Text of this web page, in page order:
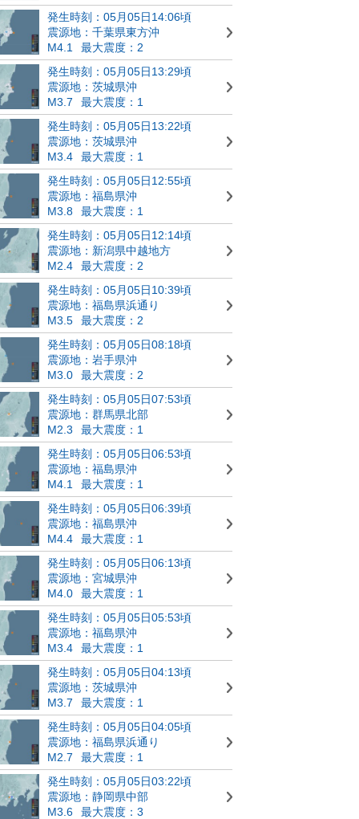
発生時刻：05月05日14:06頃
震源地：千葉県東方沖
M4.1
最大震度：2
発生時刻：05月05日13:29頃
震源地：茨城県沖
M3.7
最大震度：1
発生時刻：05月05日13:22頃
震源地：茨城県沖
M3.4
最大震度：1
発生時刻：05月05日12:55頃
震源地：福島県沖
M3.8
最大震度：1
発生時刻：05月05日12:14頃
震源地：新潟県中越地方
M2.4
最大震度：2
発生時刻：05月05日10:39頃
震源地：福島県浜通り
M3.5
最大震度：2
発生時刻：05月05日08:18頃
震源地：岩手県沖
M3.0
最大震度：2
発生時刻：05月05日07:53頃
震源地：群馬県北部
M2.3
最大震度：1
発生時刻：05月05日06:53頃
震源地：福島県沖
M4.1
最大震度：1
発生時刻：05月05日06:39頃
震源地：福島県沖
M4.4
最大震度：1
発生時刻：05月05日06:13頃
震源地：宮城県沖
M4.0
最大震度：1
発生時刻：05月05日05:53頃
震源地：福島県沖
M3.4
最大震度：1
発生時刻：05月05日04:13頃
震源地：茨城県沖
M3.7
最大震度：1
発生時刻：05月05日04:05頃
震源地：福島県浜通り
M2.7
最大震度：1
発生時刻：05月05日03:22頃
震源地：静岡県中部
M3.6
最大震度：3